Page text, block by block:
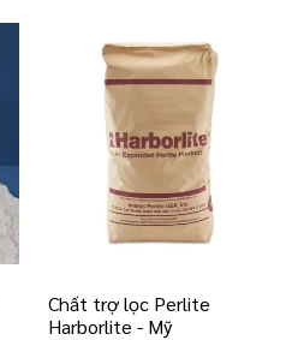
Chất trợ lọc Perlite
Harborlite - Mỹ